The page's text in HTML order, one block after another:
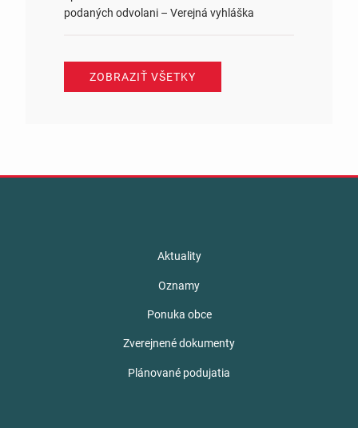
podaných odvolani – Verejná vyhláška
ZOBRAZIŤ VŠETKY
Aktuality
Oznamy
Ponuka obce
Zverejnené dokumenty
Plánované podujatia